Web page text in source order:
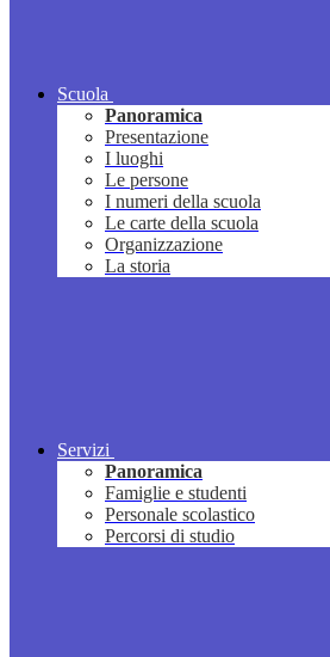
Scuola
Panoramica
Presentazione
I luoghi
Le persone
I numeri della scuola
Le carte della scuola
Organizzazione
La storia
Servizi
Panoramica
Famiglie e studenti
Personale scolastico
Percorsi di studio